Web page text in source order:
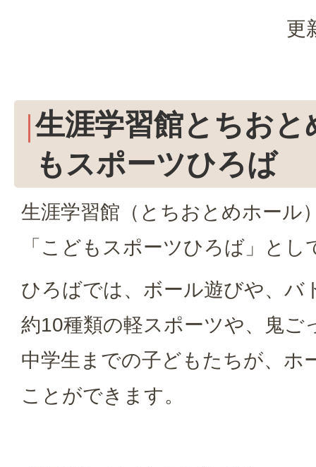
更
生涯学習館とちお
もスポーツひろば
生涯学習館（とちおとめホール
「こどもスポーツひろば」とし
ひろばでは、ボール遊びや、バ
約10種類の軽スポーツや、鬼ご
中学生までの子どもたちが、ホ
ことができます。